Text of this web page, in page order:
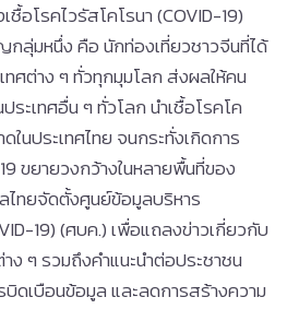
อโรคไวรัสโคโรนา (COVID-19)
ลุ่มหนึ่ง คือ นักท่องเที่ยวชาวจีนที่ได้
ทศต่าง ๆ ทั่วทุกมุมโลก ส่งผลให้คน
ระเทศอื่น ๆ ทั่วโลก นำเชื้อโรคโค
ในประเทศไทย จนกระทั่งเกิดการ
ขยายวงกว้างในหลายพื้นที่ของ
ไทยจัดตั้งศูนย์ข้อมูลบริหาร
19) (ศบค.) เพื่อแถลงข่าวเกี่ยวกับ
ๆ รวมถึงคำแนะนำต่อประชาชน
ดเบือนข้อมูล และลดการสร้างความ